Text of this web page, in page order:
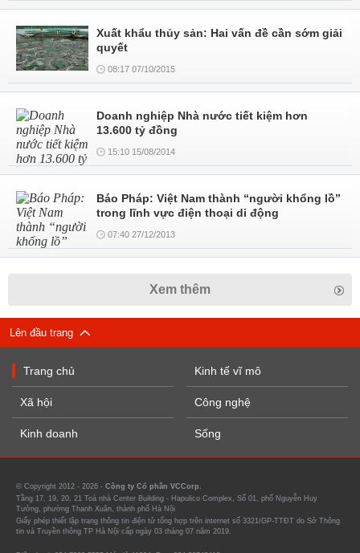
Xuất khẩu thủy sản: Hai vấn đề cần sớm giải
quyết
08:17 07/10/2015
Doanh nghiệp Nhà nước tiết kiệm hơn
13.600 tỷ đồng
15:10 15/08/2014
Báo Pháp: Việt Nam thành “người khổng lồ”
trong lĩnh vực điện thoại di động
07:40 27/12/2013
Xem thêm
Lên đầu trang
Trang chủ
Xã hội
Kinh doanh
Kinh tế vĩ mô
Công nghệ
Sống
© Copyright 2012 - 2026 - Công ty Cổ phần VCCorp.
Tầng 17, 19, 20, 21 Toà nhà Center Building - Hapulico Complex, Số 01, phố Nguyễn Huy
Tưởng, phường Thanh Xuân, thành phố Hà Nội
Giấy phép thiết lập trang thông tin điện tử tổng hợp trên internet số 3321/GP-TTĐT do Sở Thông
tin và Truyền thông TP Hà Nội cấp ngày 03 tháng 07 năm 2019.